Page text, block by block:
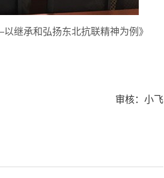
继承和弘扬东北抗联精神为例》
审核：小飞